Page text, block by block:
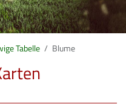
Tabelle Blume